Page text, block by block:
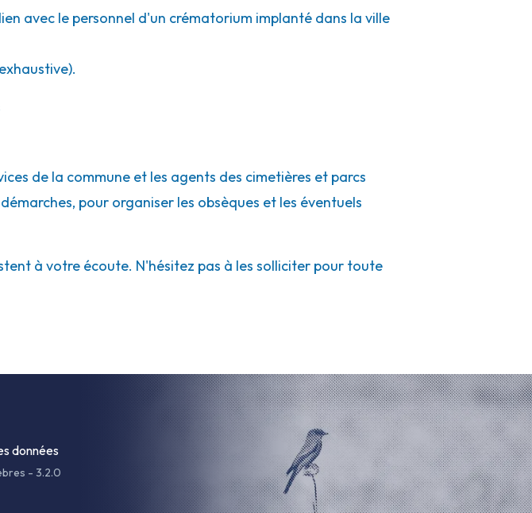
avec le personnel d'un crématorium implanté dans la ville
de la commune et les agents des cimetières et parcs
pour organiser les obsèques et les éventuels
à votre écoute. N'hésitez pas à les solliciter pour toute
données
- 3.2.0